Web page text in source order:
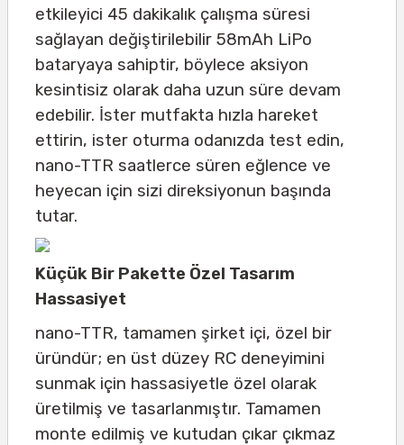
etkileyici 45 dakikalık çalışma süresi
sağlayan değiştirilebilir 58mAh LiPo
bataryaya sahiptir, böylece aksiyon
kesintisiz olarak daha uzun süre devam
edebilir. İster mutfakta hızla hareket
ettirin, ister oturma odanızda test edin,
nano-TTR saatlerce süren eğlence ve
heyecan için sizi direksiyonun başında
tutar.
Küçük Bir Pakette Özel Tasarım
Hassasiyet
nano-TTR, tamamen şirket içi, özel bir
üründür; en üst düzey RC deneyimini
sunmak için hassasiyetle özel olarak
üretilmiş ve tasarlanmıştır. Tamamen
monte edilmiş ve kutudan çıkar çıkmaz